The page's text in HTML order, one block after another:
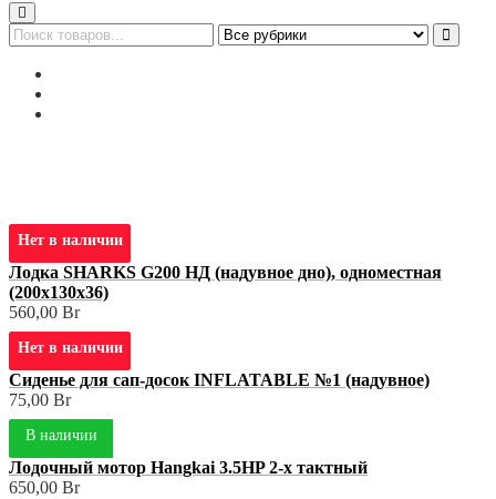
Нет в наличии
Лодка SHARKS G200 НД (надувное дно), одноместная
(200х130х36)
560,00 Br
Нет в наличии
Сиденье для сап-досок INFLATABLE №1 (надувное)
75,00 Br
В наличии
Лодочный мотор Hangkai 3.5HP 2-х тактный
650,00 Br